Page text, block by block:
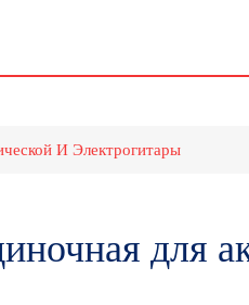
И Электрогитары
для